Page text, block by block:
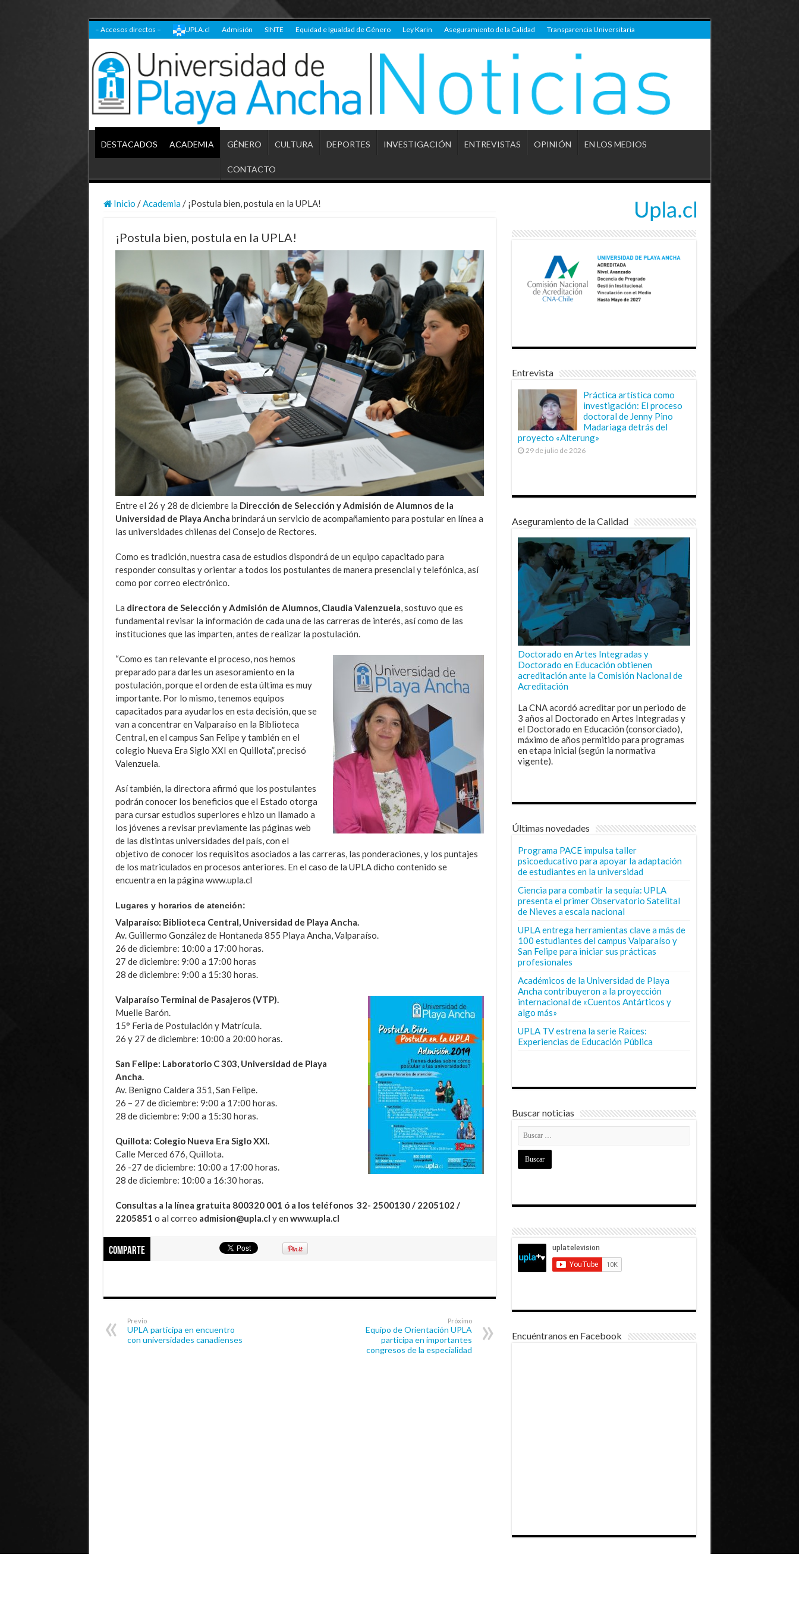
– Accesos directos – UPLA.cl Admisión SINTE Equidad e Igualdad de Género Ley Karin Aseguramiento de la Calidad Transparencia Universitaria
DESTACADOS ACADEMIA GÉNERO CULTURA DEPORTES INVESTIGACIÓN ENTREVISTAS OPINIÓN EN LOS MEDIOS
CONTACTO
Inicio / Academia / ¡Postula bien, postula en la UPLA!
¡Postula bien, postula en la UPLA!
Entre el 26 y 28 de diciembre la Dirección de Selección y Admisión de Alumnos de la
Universidad de Playa Ancha brindará un servicio de acompañamiento para postular en línea a
las universidades chilenas del Consejo de Rectores.
Como es tradición, nuestra casa de estudios dispondrá de un equipo capacitado para
responder consultas y orientar a todos los postulantes de manera presencial y telefónica, así
como por correo electrónico.
La directora de Selección y Admisión de Alumnos, Claudia Valenzuela, sostuvo que es
fundamental revisar la información de cada una de las carreras de interés, así como de las
instituciones que las imparten, antes de realizar la postulación.
“Como es tan relevante el proceso, nos hemos
preparado para darles un asesoramiento en la
postulación, porque el orden de esta última es muy
importante. Por lo mismo, tenemos equipos
capacitados para ayudarlos en esta decisión, que se
van a concentrar en Valparaíso en la Biblioteca
Central, en el campus San Felipe y también en el
colegio Nueva Era Siglo XXI en Quillota”, precisó
Valenzuela.
Así también, la directora afirmó que los postulantes
podrán conocer los beneficios que el Estado otorga
para cursar estudios superiores e hizo un llamado a
los jóvenes a revisar previamente las páginas web
de las distintas universidades del país, con el
objetivo de conocer los requisitos asociados a las carreras, las ponderaciones, y los puntajes
de los matriculados en procesos anteriores. En el caso de la UPLA dicho contenido se
encuentra en la página www.upla.cl
Lugares y horarios de atención:
Valparaíso: Biblioteca Central, Universidad de Playa Ancha.
Av. Guillermo González de Hontaneda 855 Playa Ancha, Valparaíso.
26 de diciembre: 10:00 a 17:00 horas.
27 de diciembre: 9:00 a 17:00 horas
28 de diciembre: 9:00 a 15:30 horas.
Valparaíso Terminal de Pasajeros (VTP).
Muelle Barón.
15° Feria de Postulación y Matrícula.
26 y 27 de diciembre: 10:00 a 20:00 horas.
San Felipe: Laboratorio C 303, Universidad de Playa
Ancha.
Av. Benigno Caldera 351, San Felipe.
26 – 27 de diciembre: 9:00 a 17:00 horas.
28 de diciembre: 9:00 a 15:30 horas.
Quillota: Colegio Nueva Era Siglo XXI.
Calle Merced 676, Quillota.
26 -27 de diciembre: 10:00 a 17:00 horas.
28 de diciembre: 10:00 a 16:30 horas.
Consultas a la línea gratuita 800320 001 ó a los teléfonos 32- 2500130 / 2205102 /
2205851 o al correo admision@upla.cl y en www.upla.cl
Comparte
Previo
UPLA participa en encuentro
con universidades canadienses
Próximo
Equipo de Orientación UPLA
participa en importantes
congresos de la especialidad
Entrevista
Práctica artística como
investigación: El proceso
doctoral de Jenny Pino
Madariaga detrás del
proyecto «Alterung»
29 de julio de 2026
Aseguramiento de la Calidad
Doctorado en Artes Integradas y
Doctorado en Educación obtienen
acreditación ante la Comisión Nacional de
Acreditación
La CNA acordó acreditar por un periodo de
3 años al Doctorado en Artes Integradas y
el Doctorado en Educación (consorciado),
máximo de años permitido para programas
en etapa inicial (según la normativa
vigente).
Últimas novedades
Programa PACE impulsa taller
psicoeducativo para apoyar la adaptación
de estudiantes en la universidad
Ciencia para combatir la sequía: UPLA
presenta el primer Observatorio Satelital
de Nieves a escala nacional
UPLA entrega herramientas clave a más de
100 estudiantes del campus Valparaíso y
San Felipe para iniciar sus prácticas
profesionales
Académicos de la Universidad de Playa
Ancha contribuyeron a la proyección
internacional de «Cuentos Antárticos y
algo más»
UPLA TV estrena la serie Raíces:
Experiencias de Educación Pública
Buscar noticias
Encuéntranos en Facebook